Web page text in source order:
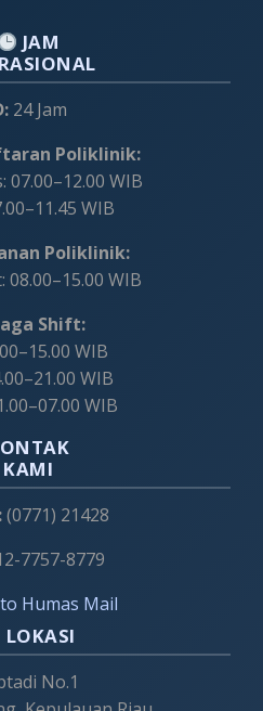
JAM
24 Jam
Poliklinik:
07.00–12.00 WIB
WIB
Poliklinik:
08.00–15.00 WIB
Shift:
WIB
WIB
WIB
KAMI
(0771) 21428
7757-8779
Humas Mail
LOKASI
No.1